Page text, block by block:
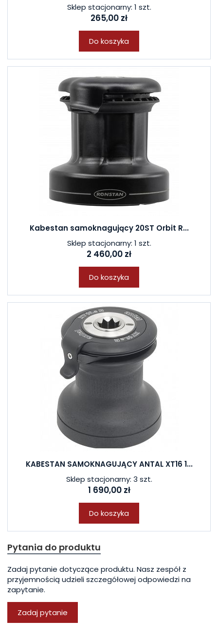
Sklep stacjonarny: 1 szt.
265,00 zł
Do koszyka
Kabestan samoknagujący 20ST Orbit R...
Sklep stacjonarny: 1 szt.
2 460,00 zł
Do koszyka
KABESTAN SAMOKNAGUJĄCY ANTAL XT16 1...
Sklep stacjonarny: 3 szt.
1 690,00 zł
Do koszyka
Pytania do produktu
Zadaj pytanie dotyczące produktu. Nasz zespół z
przyjemnością udzieli szczegółowej odpowiedzi na
zapytanie.
Zadaj pytanie